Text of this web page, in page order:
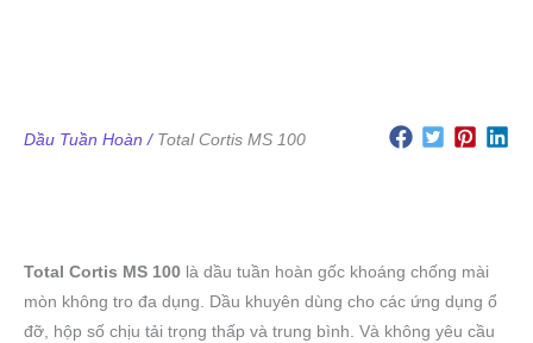
Dầu Tuần Hoàn / Total Cortis MS 100
Total Cortis MS 100 là dầu tuần hoàn gốc khoáng chống mài
mòn không tro đa dụng. Dầu khuyên dùng cho các ứng dụng ổ
đỡ, hộp số chịu tải trọng thấp và trung bình. Và không yêu cầu